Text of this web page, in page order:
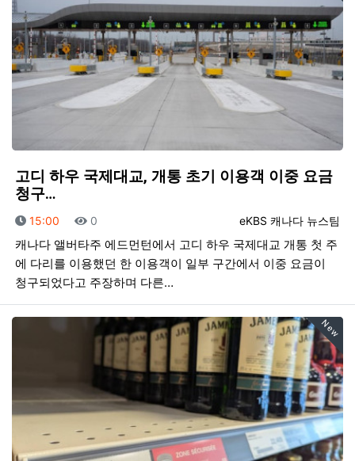
고디 하우 국제대교, 개통 초기 이용객 이중 요금
청구…
등록자
eKBS 캐나다 뉴스팀
등록일
15:00 조회
0
캐나다 앨버타주 에드먼턴에서 고디 하우 국제대교 개통 첫 주
에 다리를 이용했던 한 이용객이 일부 구간에서 이중 요금이
청구되었다고 주장하며 다른…
New